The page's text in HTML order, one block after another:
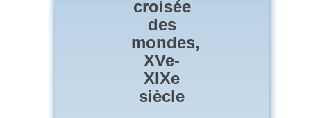
croisée
des
mondes,
XVe-
XIXe
siècle